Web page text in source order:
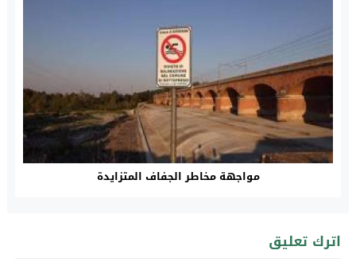
مواجهة مخاطر الجفاف المتزايدة
اترك تعليق